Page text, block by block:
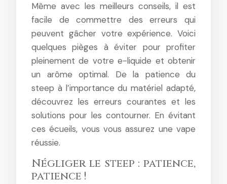
Même avec les meilleurs conseils, il est
facile de commettre des erreurs qui
peuvent gâcher votre expérience. Voici
quelques pièges à éviter pour profiter
pleinement de votre e-liquide et obtenir
un arôme optimal. De la patience du
steep à l’importance du matériel adapté,
découvrez les erreurs courantes et les
solutions pour les contourner. En évitant
ces écueils, vous vous assurez une vape
réussie.
Négliger le steep : patience,
patience !